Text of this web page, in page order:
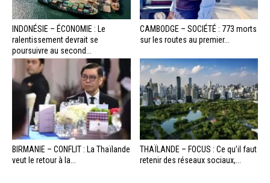
INDONÉSIE – ÉCONOMIE : Le
ralentissement devrait se
poursuivre au second...
CAMBODGE – SOCIÉTÉ : 773 morts
sur les routes au premier...
BIRMANIE – CONFLIT : La Thaïlande
veut le retour à la...
THAÏLANDE – FOCUS : Ce qu’il faut
retenir des réseaux sociaux,...